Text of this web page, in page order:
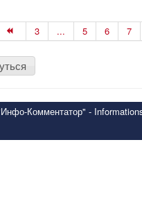
3 ... 5 6 7
Комментатор" -